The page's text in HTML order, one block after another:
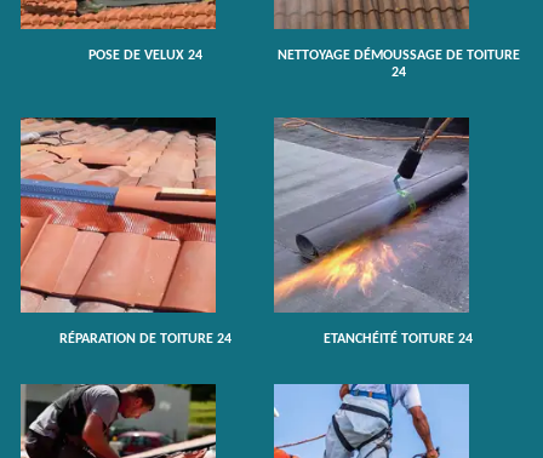
POSE DE VELUX 24
NETTOYAGE DÉMOUSSAGE DE TOITURE
24
RÉPARATION DE TOITURE 24 ETANCHÉITÉ TOITURE 24